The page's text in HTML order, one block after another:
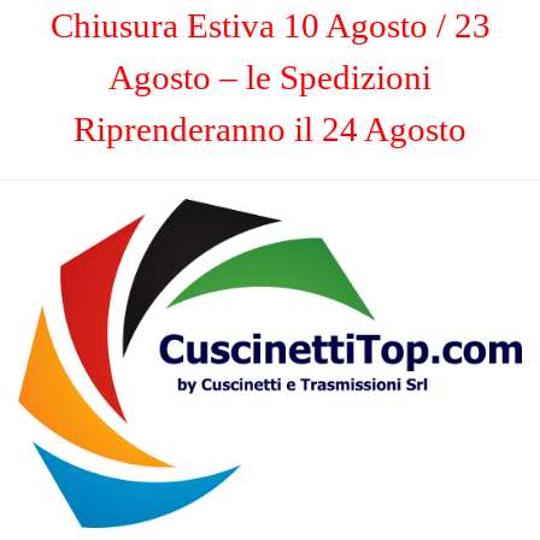
Chiusura Estiva 10 Agosto / 23
Agosto – le Spedizioni
Riprenderanno il 24 Agosto